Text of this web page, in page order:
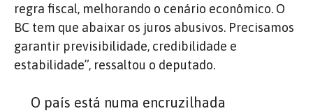
regra fiscal, melhorando o cenário econômico. O
BC tem que abaixar os juros abusivos. Precisamos
garantir previsibilidade, credibilidade e
estabilidade”, ressaltou o deputado.
O país está numa encruzilhada